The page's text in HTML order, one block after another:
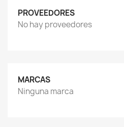
PROVEEDORES
No hay proveedores
MARCAS
Ninguna marca